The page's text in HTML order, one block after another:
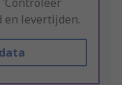
'Controleer
en levertijden.